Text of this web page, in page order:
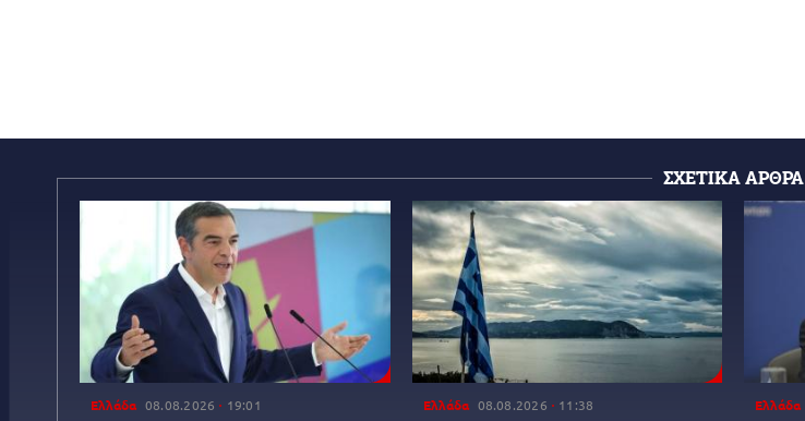
ΣΧΕΤΙΚΑ ΑΡΘΡΑ
Ελλάδα 08.08.2026 19:01 Ελλάδα 08.08.2026 11:38 Ελλάδα